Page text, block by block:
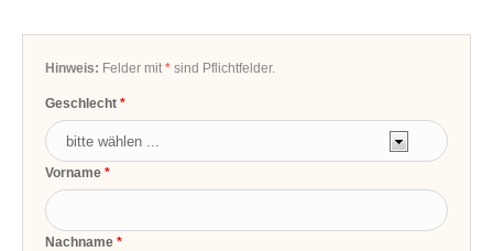
Hinweis: Felder mit* sind Pflichtfelder.
Geschlecht
Vorname
Nachname